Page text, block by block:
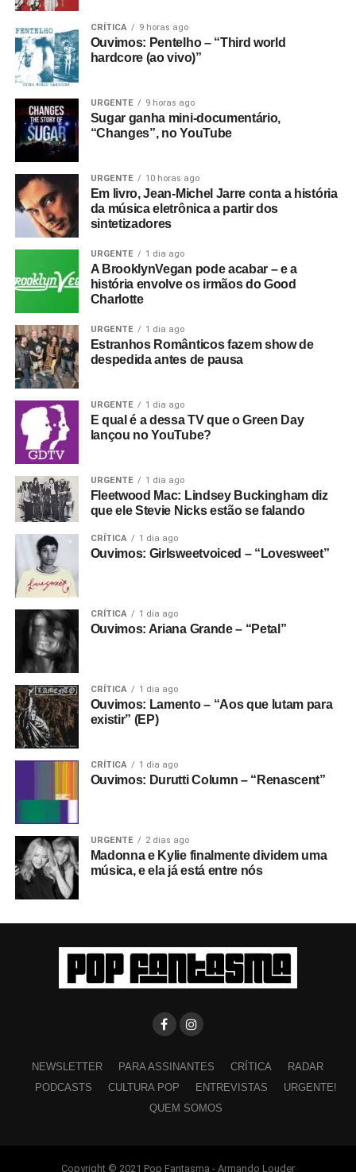
CRÍTICA 9 horas ago
Ouvimos: Pentelho – “Third world
hardcore (ao vivo)”
URGENTE 9 horas ago
Sugar ganha mini-documentário,
“Changes”, no YouTube
URGENTE 10 horas ago
Em livro, Jean-Michel Jarre conta a história
da música eletrônica a partir dos
sintetizadores
URGENTE 1 dia ago
A BrooklynVegan pode acabar – e a
história envolve os irmãos do Good
Charlotte
URGENTE 1 dia ago
Estranhos Românticos fazem show de
despedida antes de pausa
URGENTE 1 dia ago
E qual é a dessa TV que o Green Day
lançou no YouTube?
URGENTE 1 dia ago
Fleetwood Mac: Lindsey Buckingham diz
que ele Stevie Nicks estão se falando
CRÍTICA 1 dia ago
Ouvimos: Girlsweetvoiced – “Lovesweet”
CRÍTICA 1 dia ago
Ouvimos: Ariana Grande – “Petal”
CRÍTICA 1 dia ago
Ouvimos: Lamento – “Aos que lutam para
existir” (EP)
CRÍTICA 1 dia ago
Ouvimos: Durutti Column – “Renascent”
URGENTE 2 dias ago
Madonna e Kylie finalmente dividem uma
música, e ela já está entre nós
NEWSLETTER PARA ASSINANTES CRÍTICA
RADAR
PODCASTS
CULTURA POP ENTREVISTAS
URGENTE!
QUEM SOMOS
Copyright © 2021 Pop Fantasma - Armando Louder